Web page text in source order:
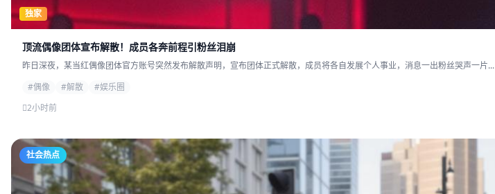
独家
顶流偶像团体宣布解散！成员各奔前程引粉丝泪崩
昨日深夜，某当红偶像团体官方账号突然发布解散声明，宣布团体正式解散，成员将各自发展个人事业，消息一出粉丝哭声一片...
#偶像
#解散
#娱乐圈
2小时前
社会热点